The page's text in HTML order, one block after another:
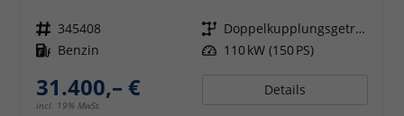
Fahrzeugnr. 345408 Getriebe
Doppelkupplungsgetriebe (DSG)
Kraftstoff Benzin Leistung 110 kW (150 PS)
31.400,– €
incl. 19% MwSt.
Details